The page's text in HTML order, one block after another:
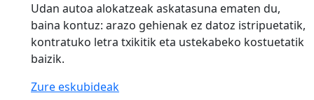
Udan autoa alokatzeak askatasuna ematen du,
baina kontuz: arazo gehienak ez datoz istripuetatik,
kontratuko letra txikitik eta ustekabeko kostuetatik
baizik.
Zure eskubideak